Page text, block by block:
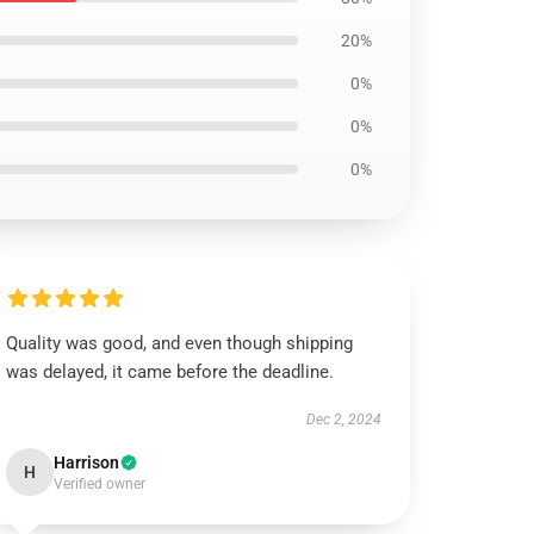
20%
0%
0%
0%
Quality was good, and even though shipping
was delayed, it came before the deadline.
Dec 2, 2024
H Harrison
Verified owner